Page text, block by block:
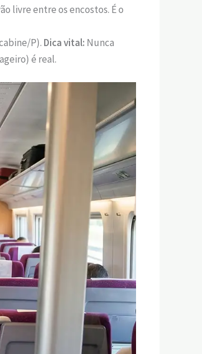
livre entre os encostos. É o
P). Dica vital: Nunca
é real.